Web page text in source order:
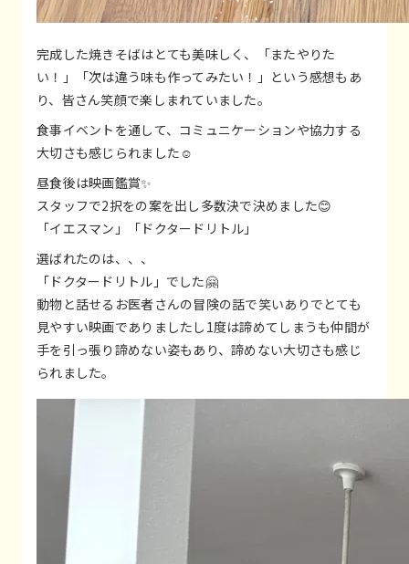
完成した焼きそばはとても美味しく、「またやりた
い！」「次は違う味も作ってみたい！」という感想もあ
り、皆さん笑顔で楽しまれていました。
食事イベントを通して、コミュニケーションや協力する
大切さも感じられました☺️
昼食後は映画鑑賞✨
スタッフで2択をの案を出し多数決で決めました😊
「イエスマン」「ドクタードリトル」
選ばれたのは、、、
「ドクタードリトル」でした🤗
動物と話せるお医者さんの冒険の話で笑いありでとても
見やすい映画でありましたし1度は諦めてしまうも仲間が
手を引っ張り諦めない姿もあり、諦めない大切さも感じ
られました。